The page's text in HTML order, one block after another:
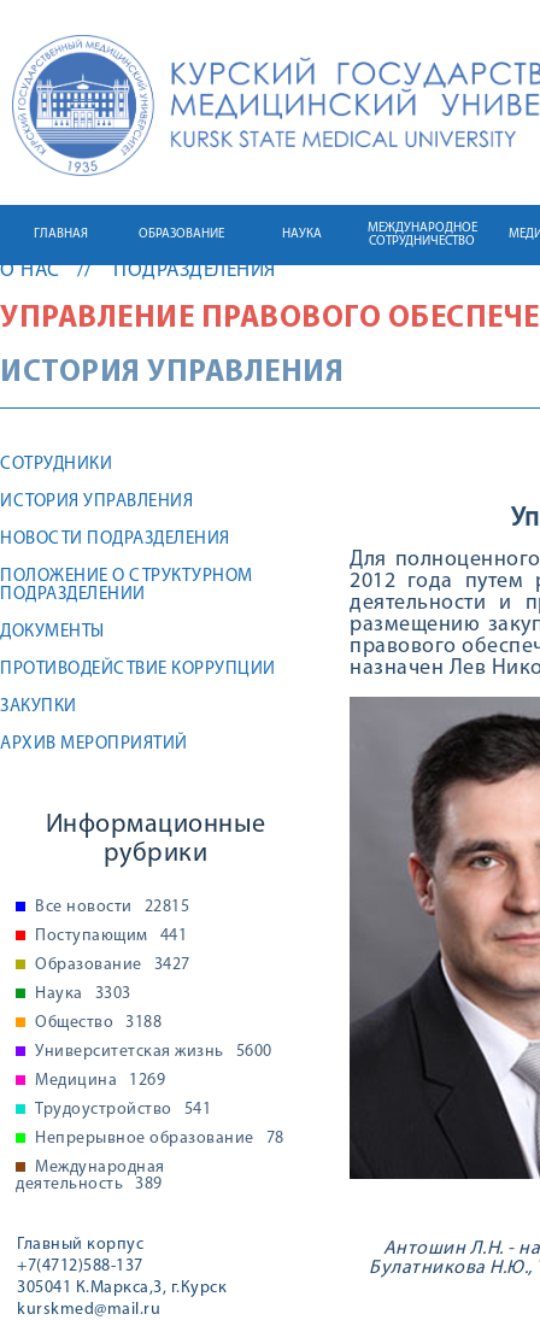
ГЛАВНАЯ ОБРАЗОВАНИЕ НАУКА
МЕЖДУНАРОДНОЕ
СОТРУДНИЧЕСТВО
О НАС ПОДРАЗДЕЛЕНИЯ
УПРАВЛЕНИЕ ПРАВОВОГО
ИСТОРИЯ УПРАВЛЕНИЯ
СОТРУДНИКИ
ИСТОРИЯ УПРАВЛЕНИЯ
НОВОСТИ ПОДРАЗДЕЛЕНИЯ
ПОЛОЖЕНИЕ О СТРУКТУРНОМ
ПОДРАЗДЕЛЕНИИ
ДОКУМЕНТЫ
ПРОТИВОДЕЙСТВИЕ КОРРУПЦИИ
ЗАКУПКИ
АРХИВ МЕРОПРИЯТИЙ
Информационные
рубрики
Все новости
22815
Поступающим
441
Образование
3427
Наука
3303
Общество
3188
Университетская жизнь
5600
Медицина
1269
Трудоустройство
541
Непрерывное образование
78
Международная
деятельность
389
Главный корпус
+7(4712)588-137
305041 К.Маркса,3, г.Курск
kurskmed@mail.ru
Для
2012 года путем
деятельности и
размещению
правового
назначен Лев
Антошин Л.Н. -
Булатникова Н.Ю.,